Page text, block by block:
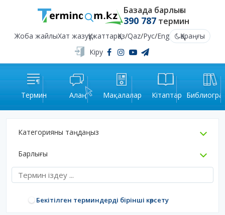
Базада барлығы
390 787термин
Жоба жайлыХат жазуҚұжаттарҚаз/Qaz/Рус/Eng
Қараңғы
Кіру
Термин Алаң Мақалалар Кітаптар
Категорияны таңдаңыз
Барлығы
Бекітілген терминдерді бірінші көрсету